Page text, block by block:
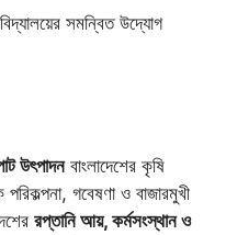
সমন্বিত উদ্যোগ
উৎপাদনবাংলাদেশের কৃষি
গবেষণা ও বাজারমুখী
রপ্তানি আয়, কর্মসংস্থান ও